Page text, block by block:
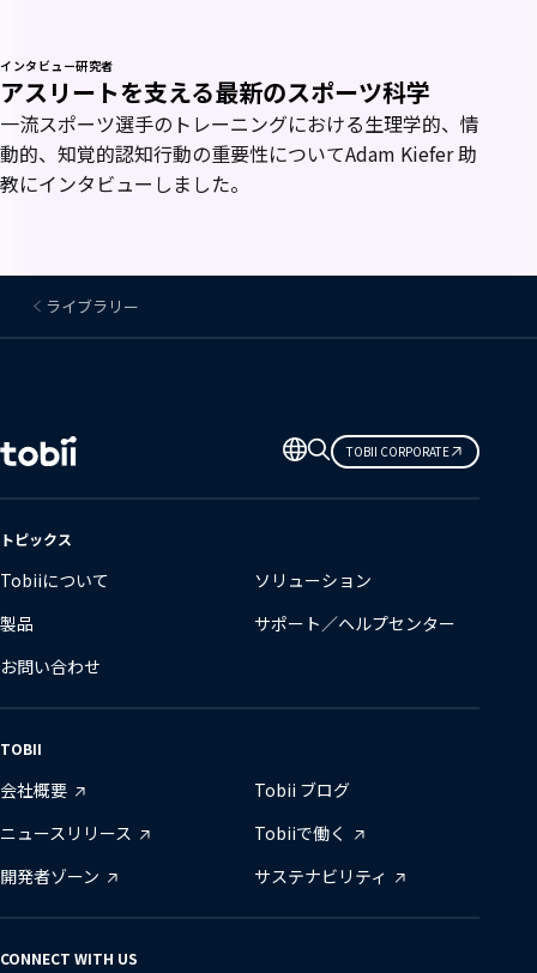
インタビュー研究者
アスリートを支える最新のスポーツ科学
一流スポーツ選手のトレーニングにおける生理学的、情
動的、知覚的認知行動の重要性についてAdam Kiefer 助
教にインタビューしました。
ライブラリー
言
語
の
更
TOBII CORPORATE
トピックス
Tobiiについて
ソリューション
製品
サポート／ヘルプセンター
お問い合わせ
TOBII
会社概要
Tobii ブログ
ニュースリリース
Tobiiで働く
開発者ゾーン
サステナビリティ
CONNECT WITH US